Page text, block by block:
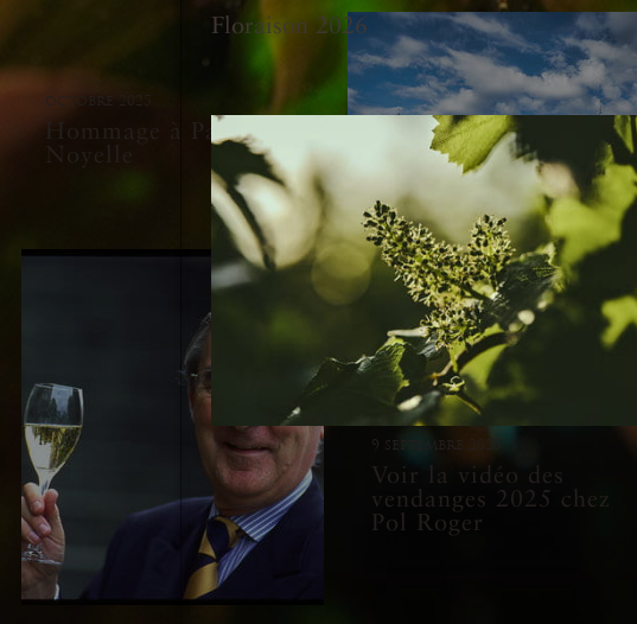
octobre 2025
Hommage à Patrice
Noyelle
9 septembre 2025
Voir la vidéo des
vendanges 2025 chez
Pol Roger
Floraison 2026